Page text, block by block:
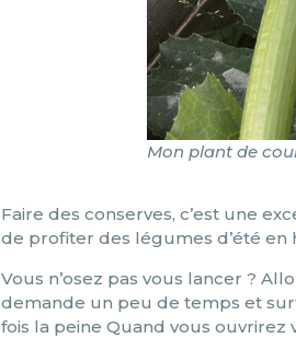
Mon plant de
Faire des conserves, c’est une
de profiter des légumes d’été en
Vous n’osez pas vous lancer ?
demande un peu de temps et
fois la peine Quand vous